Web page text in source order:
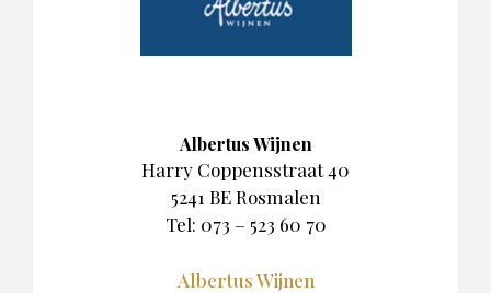
Albertus Wijnen
Harry Coppensstraat 40
5241 BE Rosmalen
Tel: 073 – 523 60 70
Albertus Wijnen